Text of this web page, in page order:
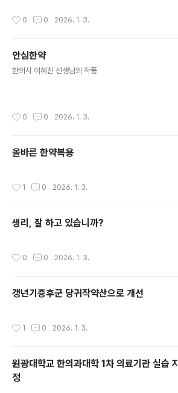
0 0 2026. 1. 3.
안심한약
한의사 이혜진 선생님의 작품
0 0 2026. 1. 3.
올바른 한약복용
1 0 2026. 1. 3.
생리, 잘 하고 있습니까?
0 0 2026. 1. 3.
갱년기증후군 당귀작약산으로 개선
1 0 2026. 1. 3.
원광대학교 한의과대학 1차 의료기관 실습 지
정